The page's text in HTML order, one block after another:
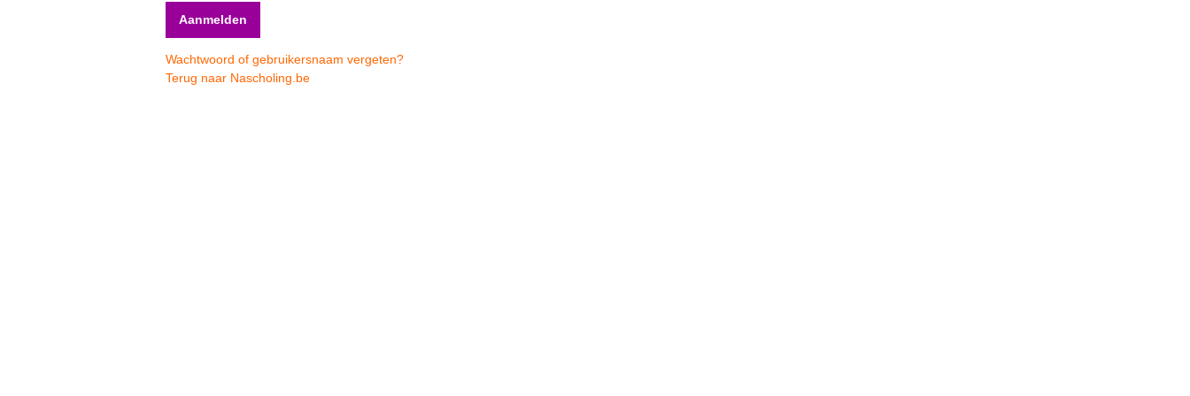
Wachtwoord of gebruikersnaam vergeten?
Terug naar Nascholing.be